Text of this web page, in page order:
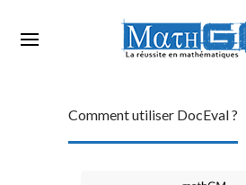
Comment utiliser DocEval ?